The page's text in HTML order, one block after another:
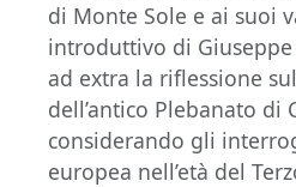
di Monte Sole e ai suoi
introduttivo di
ad extra la riflessione
dell’antico Plebanato di
considerando gli
europea nell’età del